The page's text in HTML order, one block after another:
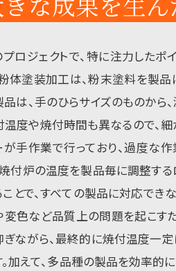
プロジェクトで、特に注力した
粉体塗装加工は、粉末塗料を製
品は、手のひらサイズのものか
温度や焼付時間も異なるので、
が手作業で行っており、過度な
焼付炉の温度を製品毎に調整す
ことで、すべての製品に対応でき
変色など品質上の問題を起こす
ぎながら、最終的に焼付温度一
加えて、多品種の製品を効率的